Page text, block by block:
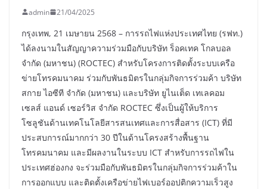
admin 21/04/2025
กรุงเทพ, 21 เมษายน 2568 – การรถไฟแห่งประเทศไทย (รฟท.)
ได้ลงนามในสัญญาความร่วมมือกับบริษัท ร็อคเทค โกลบอล
จำกัด (มหาชน) (ROCTEC) สำหรับโครงการติดตั้งระบบเครือ
ข่ายโทรคมนาคม ร่วมกับพันธมิตรในกลุ่มกิจการร่วมค้า บริษัท
สกาย ไอซีที จำกัด (มหาชน) และบริษัท ยูไนเต็ด เทเลคอม
เซลส์ แอนด์ เซอร์วิส จำกัด ROCTEC ซึ่งเป็นผู้ให้บริการ
โซลูชันด้านเทคโนโลยีสารสนเทศและการสื่อสาร (ICT) ที่มี
ประสบการณ์มากกว่า 30 ปีในด้านโครงสร้างพื้นฐาน
โทรคมนาคม และมีผลงานในระบบ ICT สำหรับการรถไฟใน
ประเทศฮ่องกง จะร่วมมือกับพันธมิตรในกลุ่มกิจการร่วมค้าใน
การออกแบบ และติดตั้งเครือข่ายไฟเบอร์ออปติกความเร็วสูง